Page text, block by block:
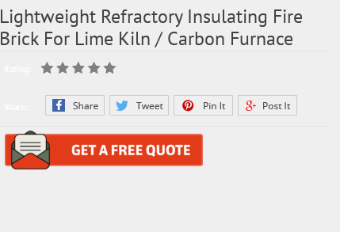
Lightweight Refractory Insulating Fire
Brick For Lime Kiln / Carbon Furnace